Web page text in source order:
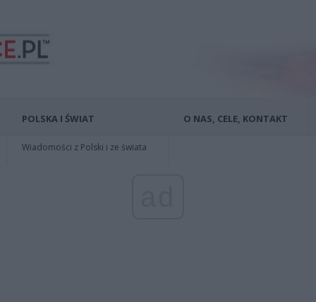
POLSKA I ŚWIAT
Wiadomości z Polski i ze świata
O NAS, CELE, KONTAKT